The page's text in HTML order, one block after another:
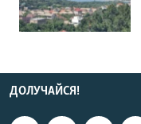
ДОЛУЧАЙСЯ!